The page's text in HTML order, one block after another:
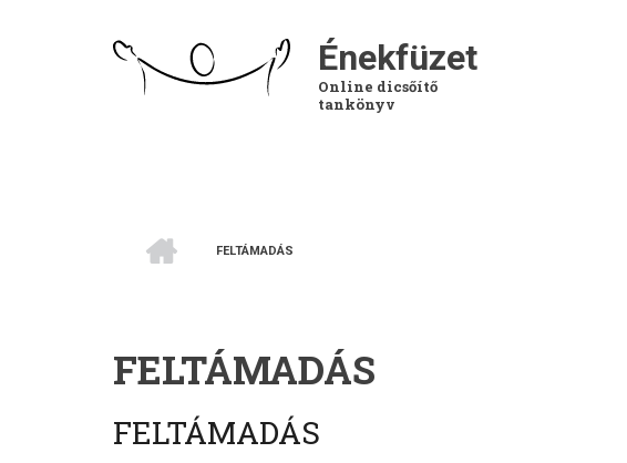
Énekfüzet
Online dicsőítő
tankönyv
FELTÁMADÁS
FELTÁMADÁS
FELTÁMADÁS